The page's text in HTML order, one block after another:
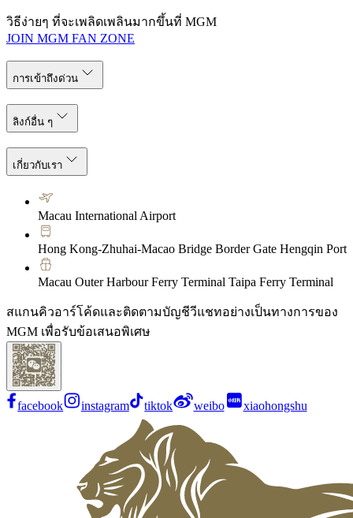
วิธีง่ายๆ ที่จะเพลิดเพลินมากขึ้นที่ MGM
JOIN MGM FAN ZONE
การเข้าถึงด่วน
ลิงก์อื่น ๆ
เกี่ยวกับเรา
Macau International Airport
Hong Kong-Zhuhai-Macao Bridge Border Gate Hengqin Port
Macau Outer Harbour Ferry Terminal Taipa Ferry Terminal
สแกนคิวอาร์โค้ดและติดตามบัญชีวีแชทอย่างเป็นทางการของ
MGM เพื่อรับข้อเสนอพิเศษ
facebook instagram tiktok weibo xiaohongshu